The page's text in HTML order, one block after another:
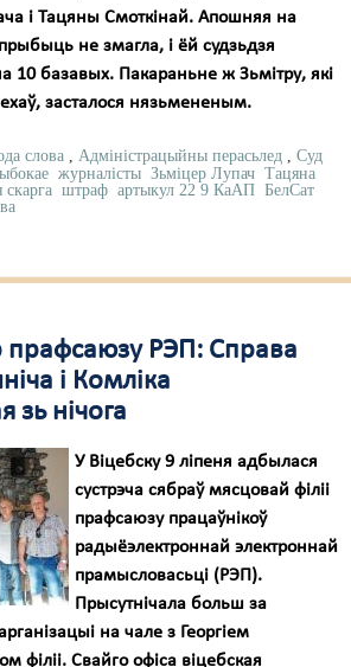
і Тацяны Смоткінай. Апошняя на
не змагла, і ёй судзьдзя
базавых. Пакараньне ж Зьмітру, які
засталося нязьмененым.
слова Адміністрацыйны перасьлед
Суд
журналісты Зьміцер Лупач Тацяна
скарга штраф артыкул 22 9 КаАП БелСат
прафсаюзу РЭП: Справа
і Комліка
зь нічога
У Віцебску 9 ліпеня адбылася
сустрэча сябраў мясцовай філіі
прафсаюзу працаўнікоў
радыёэлектроннай электроннай
прамысловасьці (РЭП).
Прысутнічала больш за
на чале з Георгіем
філіі. Свайго офіса віцебская